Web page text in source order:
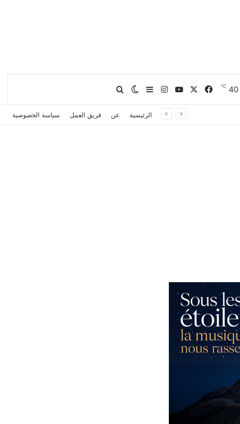
40
℃ فيسبوك يوتيوبانستقرامإضافة عمود جانبي
الوضع المظلم
بحث عن
الرئيسية عن فريق العمل سياسة الخصوصية